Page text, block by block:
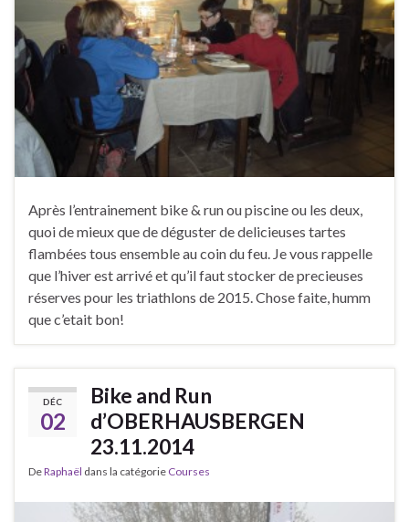
Après l’entrainement bike & run ou piscine ou les deux,
quoi de mieux que de déguster de delicieuses tartes
flambées tous ensemble au coin du feu. Je vous rappelle
que l’hiver est arrivé et qu’il faut stocker de precieuses
réserves pour les triathlons de 2015. Chose faite, humm
que c’etait bon!
DÉC
02
Bike and Run
d’OBERHAUSBERGEN
23.11.2014
DeRaphaël dans la catégorie Courses